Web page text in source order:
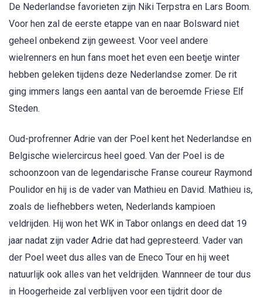
De Nederlandse favorieten zijn Niki Terpstra en Lars Boom.
Voor hen zal de eerste etappe van en naar Bolsward niet
geheel onbekend zijn geweest. Voor veel andere
wielrenners en hun fans moet het even een beetje winter
hebben geleken tijdens deze Nederlandse zomer. De rit
ging immers langs een aantal van de beroemde Friese Elf
Steden.
Oud-profrenner Adrie van der Poel kent het Nederlandse en
Belgische wielercircus heel goed. Van der Poel is de
schoonzoon van de legendarische Franse coureur Raymond
Poulidor en hij is de vader van Mathieu en David. Mathieu is,
zoals de liefhebbers weten, Nederlands kampioen
veldrijden. Hij won het WK in Tabor onlangs en deed dat 19
jaar nadat zijn vader Adrie dat had gepresteerd. Vader van
der Poel weet dus alles van de Eneco Tour en hij weet
natuurlijk ook alles van het veldrijden. Wannneer de tour dus
in Hoogerheide zal verblijven voor een tijdrit door de